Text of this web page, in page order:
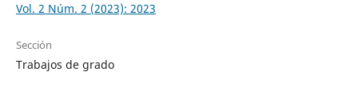
Vol. 2 Núm. 2 (2023): 2023
Sección
Trabajos de grado